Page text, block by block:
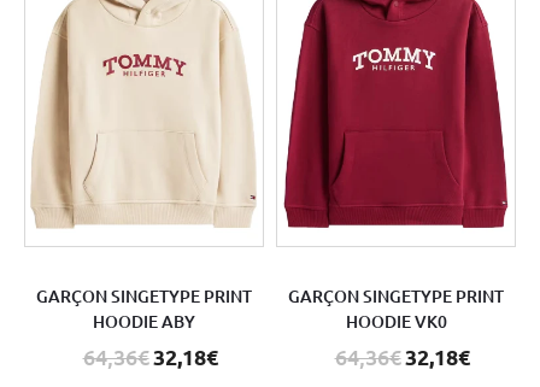
GARÇON SINGETYPE PRINT
HOODIE ABY
64,36€32,18€
GARÇON SINGETYPE PRINT
HOODIE VK0
64,36€32,18€